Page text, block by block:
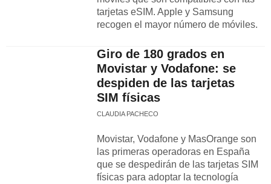
tarjetas eSIM. Apple y Samsung
recogen el mayor número de móviles.
Giro de 180 grados en
Movistar y Vodafone: se
despiden de las tarjetas
SIM físicas
CLAUDIA PACHECO
Movistar, Vodafone y MasOrange son
las primeras operadoras en España
que se despedirán de las tarjetas SIM
físicas para adoptar la tecnología